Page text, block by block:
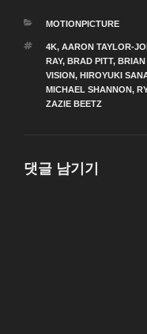
카
고
리
MOTIONPICTURE
태
그
4K, AARON TAYLOR-
RAY, BRAD PITT, BRIAN
VISION, HIROYUKI
MICHAEL SHANNON,
ZAZIE BEETZ
댓글 남기기